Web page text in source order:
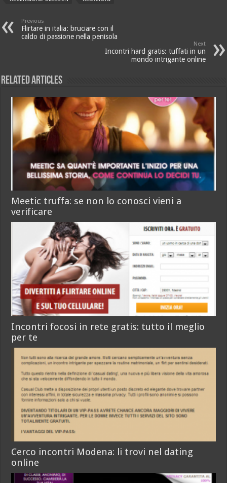
Previous
Flirtare in italia: bruciare con il
caldo di passione nella penisola
Next
Incontri hard gratis: tuffati in un
mondo intrigante online
Related Articles
Meetic truffa: se non lo conosci vieni a
verificare
Incontri focosi in rete gratis: tutto il meglio
per te
Cerco incontri Modena: li trovi nel dating
online